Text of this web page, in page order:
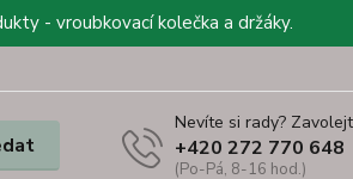
- vroubkovací kolečka a držáky.
Nevíte si rady?
+420 272 770 648
(Po-Pá, 8-16 hod.)